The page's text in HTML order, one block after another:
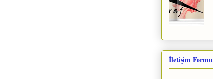
İletişim Formu